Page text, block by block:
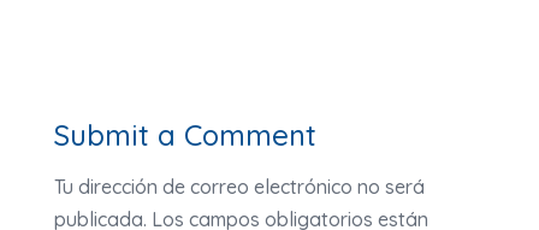
Submit a Comment
Tu dirección de correo electrónico no será
publicada. Los campos obligatorios están